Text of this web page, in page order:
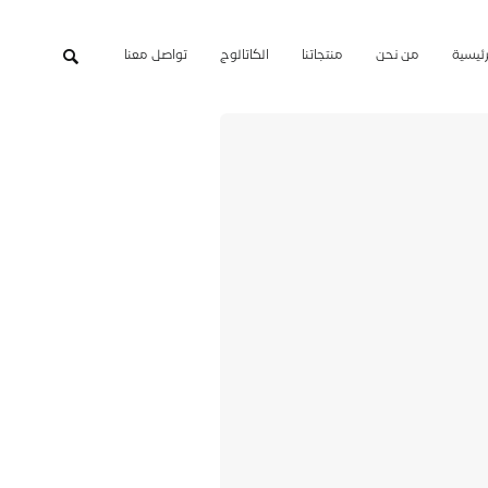
من نحن منتجاتنا الكاتالوج تواصل معنا